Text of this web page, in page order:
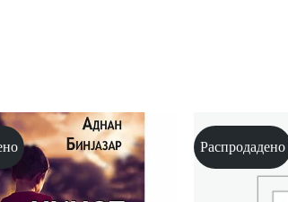
Распродадено